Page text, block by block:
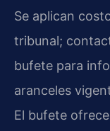
Se aplican
tribunal;
bufete para
aranceles
El bufete